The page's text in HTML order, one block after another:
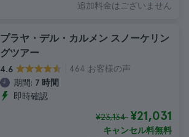
追加料金はございません
プラヤ・デル・カルメン スノーケリン
グツアー
4.6
464 お客様の声
期間: 7 時間
即時確認
¥23,134 ¥21,031
キャンセル料無料